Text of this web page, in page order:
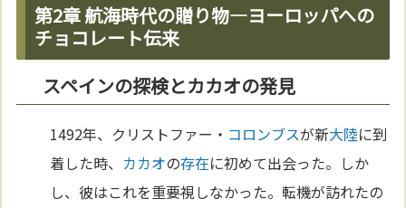
第2章 航海時代の贈り物—ヨーロッパへの
チョコレート伝来
スペインの探検とカカオの発見
1492年、クリストファー・ コロンブスが新大陸に到
着した時、 カカオの存在に初めて出会った。しか
し、彼はこれを重要視しなかった。転機が訪れたの